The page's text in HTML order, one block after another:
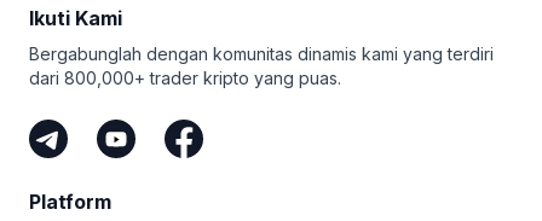
Gunakan algoritme canggih ini untuk bekerja dan cari
Bitsgap.
order tak terbatas. Belum lagi futures, trailing, dan Take
Profit untuk semua bot. Tidak ada lagi FOMO - paket ini
membantu Anda profit dari setiap peluang!
mengotomasi keuntungan Anda. Mengapa tidak
mendaftar sekarang dan bebaskan jiwa rockstar kripto
Ikuti Kami
Bergabunglah dengan komunitas dinamis kami yang terdiri
dari 800,000+ trader kripto yang puas.
Platform